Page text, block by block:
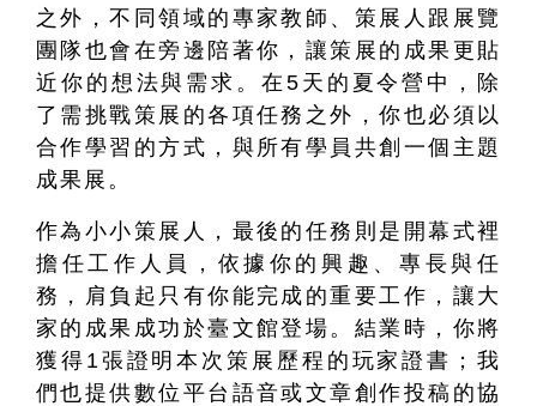
之外，不同領域的專家教師、策展人跟展覽
團隊也會在旁邊陪著你，讓策展的成果更貼
近你的想法與需求。在5天的夏令營中，除
了需挑戰策展的各項任務之外，你也必須以
合作學習的方式，與所有學員共創一個主題
成果展。
作為小小策展人，最後的任務則是開幕式裡
擔任工作人員，依據你的興趣、專長與任
務，肩負起只有你能完成的重要工作，讓大
家的成果成功於臺文館登場。結業時，你將
獲得1張證明本次策展歷程的玩家證書；我
們也提供數位平台語音或文章創作投稿的協